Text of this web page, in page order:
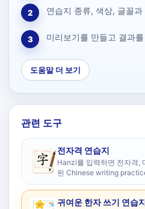
2 연습지 종류, 색상, 글꼴
3 미리보기를 만들고 결과
도움말 더 보기
관련 도구
전자격 연습지
Hanzi를 입력하면 전자격,
된 Chinese writing
귀여운 한자 쓰기 연습